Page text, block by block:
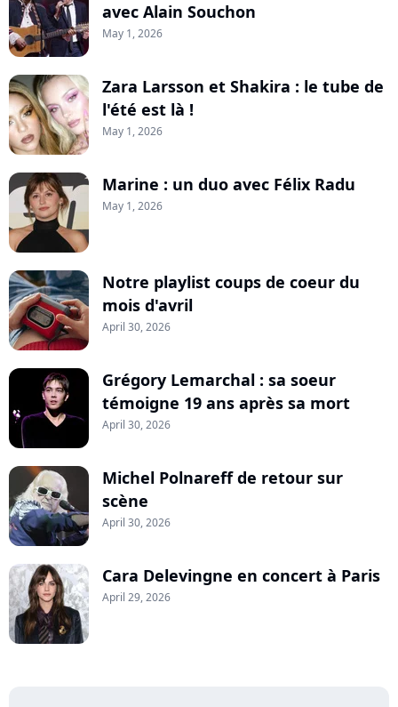
avec Alain Souchon
May 1, 2026
Zara Larsson et Shakira : le tube de
l'été est là !
May 1, 2026
Marine : un duo avec Félix Radu
May 1, 2026
Notre playlist coups de coeur du
mois d'avril
April 30, 2026
Grégory Lemarchal : sa soeur
témoigne 19 ans après sa mort
April 30, 2026
Michel Polnareff de retour sur
scène
April 30, 2026
Cara Delevingne en concert à Paris
April 29, 2026